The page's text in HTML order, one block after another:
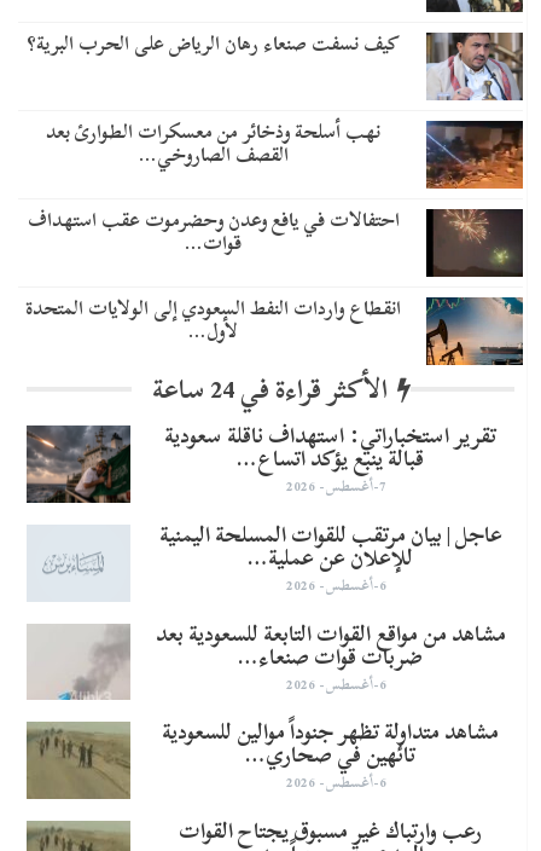
كيف نسفت صنعاء رهان الرياض على الحرب البرية؟
نهب أسلحة وذخائر من معسكرات الطوارئ بعد
القصف الصاروخي…
احتفالات في يافع وعدن وحضرموت عقب استهداف
قوات…
انقطاع واردات النفط السعودي إلى الولايات المتحدة
لأول…
الأكثر قراءة في 24 ساعة
تقرير استخباراتي: استهداف ناقلة سعودية
قبالة ينبع يؤكد اتساع…
7-أغسطس- 2026
عاجل | بيان مرتقب للقوات المسلحة اليمنية
للإعلان عن عملية…
6-أغسطس- 2026
مشاهد من مواقع القوات التابعة للسعودية بعد
ضربات قوات صنعاء…
6-أغسطس- 2026
مشاهد متداولة تظهر جنوداً موالين للسعودية
تائهين في صحاري…
6-أغسطس- 2026
رعب وارتباك غير مسبوق يجتاح القوات